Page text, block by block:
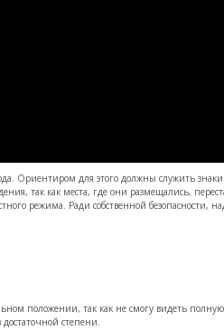
Ориентиром для этого должны служить
так как места, где они размещались,
режима. Ради собственной безопасности,
положении, так как не смогу видеть
достаточной степени.